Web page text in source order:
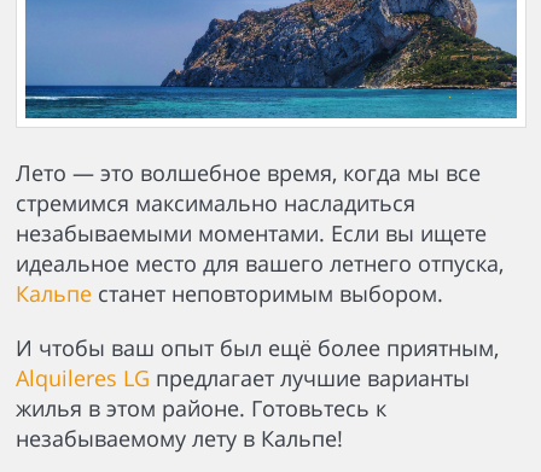
Лето — это волшебное время, когда мы все
стремимся максимально насладиться
незабываемыми моментами. Если вы ищете
идеальное место для вашего летнего отпуска,
Кальпестанет неповторимым выбором.
И чтобы ваш опыт был ещё более приятным,
Alquileres LG предлагает лучшие варианты
жилья в этом районе. Готовьтесь к
незабываемому лету в Кальпе!